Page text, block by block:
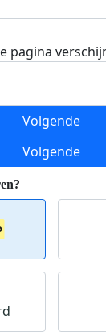
pagina
Volgende
Volgende